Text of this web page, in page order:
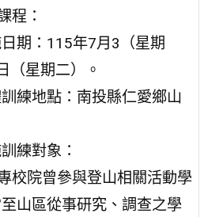
程：
期：115年7月3（星期
（星期二）。
練地點：南投縣仁愛鄉山
練對象：
校院曾參與登山相關活動學
山區從事研究、調查之學